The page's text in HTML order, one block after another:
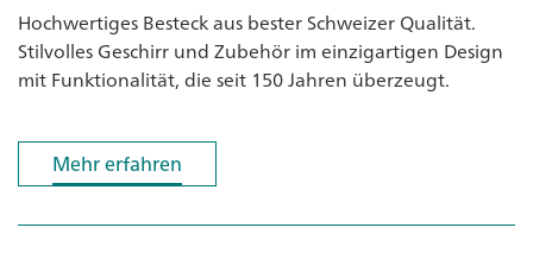
Hochwertiges Besteck aus bester Schweizer Qualität.
Stilvolles Geschirr und Zubehör im einzigartigen Design
mit Funktionalität, die seit 150 Jahren überzeugt.
Mehr erfahren
Mehr erfahren